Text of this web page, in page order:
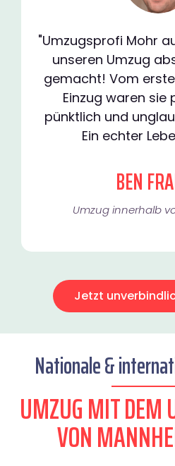
"Umzugsprofi Mohr
unseren Umzug
gemacht! Vom
Einzug waren sie
pünktlich und
Ein echter
BEN
Umzug innerhalb
Jetzt
Nationale &
UMZUG MIT DEM
VON